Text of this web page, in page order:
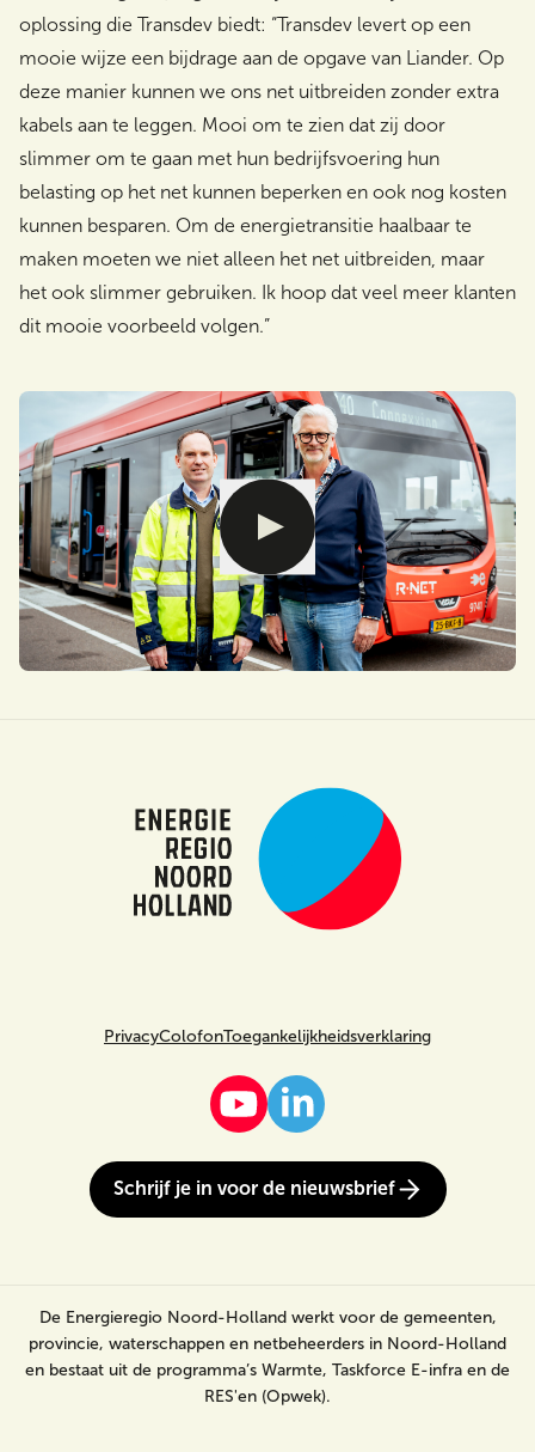
oplossing die Transdev biedt: “Transdev levert op een
mooie wijze een bijdrage aan de opgave van Liander. Op
deze manier kunnen we ons net uitbreiden zonder extra
kabels aan te leggen. Mooi om te zien dat zij door
slimmer om te gaan met hun bedrijfsvoering hun
belasting op het net kunnen beperken en ook nog kosten
kunnen besparen. Om de energietransitie haalbaar te
maken moeten we niet alleen het net uitbreiden, maar
het ook slimmer gebruiken. Ik hoop dat veel meer klanten
dit mooie voorbeeld volgen.”
PrivacyColofonToegankelijkheidsverklaring
Schrijf je in voor de nieuwsbrief
De Energieregio Noord-Holland werkt voor de gemeenten,
provincie, waterschappen en netbeheerders in Noord-Holland
en bestaat uit de programma’s Warmte, Taskforce E-infra en de
RES'en (Opwek).